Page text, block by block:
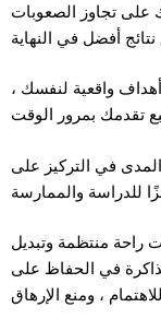
على تجاوز الصعوبات
واقعية لنفسك ،
في التركيز على
راحة منتظمة وتبديل
في الحفاظ على